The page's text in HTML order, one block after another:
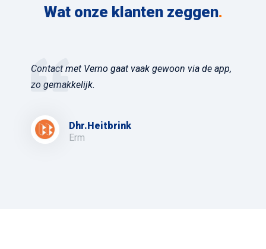
Wat onze klanten zeggen.
Contact met Verno gaat vaak gewoon via de app,
zo gemakkelijk.
Dhr.Heitbrink
Erm